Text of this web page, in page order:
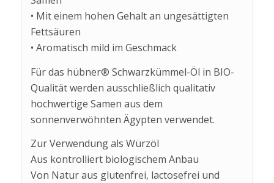
• Mit einem hohen Gehalt an ungesättigten
Fettsäuren
• Aromatisch mild im Geschmack
Für das hübner® Schwarzkümmel-Öl in BIO-
Qualität werden ausschließlich qualitativ
hochwertige Samen aus dem
sonnenverwöhnten Ägypten verwendet.
Zur Verwendung als Würzöl
Aus kontrolliert biologischem Anbau
Von Natur aus glutenfrei, lactosefrei und